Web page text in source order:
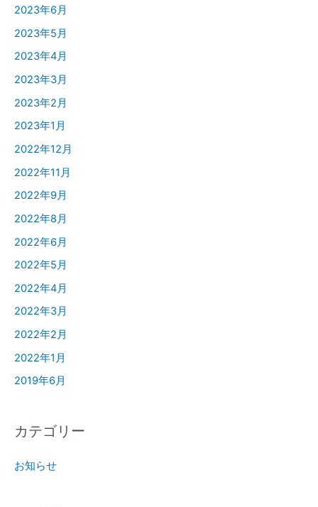
2023年6月
2023年5月
2023年4月
2023年3月
2023年2月
2023年1月
2022年12月
2022年11月
2022年9月
2022年8月
2022年6月
2022年5月
2022年4月
2022年3月
2022年2月
2022年1月
2019年6月
カテゴリー
お知らせ